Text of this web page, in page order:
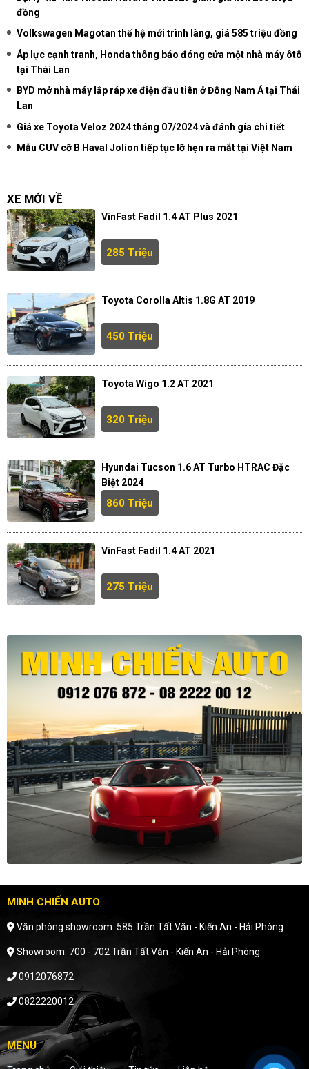
đồng
Volkswagen Magotan thế hệ mới trình làng, giá 585 triệu đồng
Áp lực cạnh tranh, Honda thông báo đóng cửa một nhà máy ôtô
tại Thái Lan
BYD mở nhà máy lắp ráp xe điện đầu tiên ở Đông Nam Á tại Thái
Lan
Giá xe Toyota Veloz 2024 tháng 07/2024 và đánh gía chi tiết
Mẫu CUV cỡ B Haval Jolion tiếp tục lỡ hẹn ra mắt tại Việt Nam
XE MỚI VỀ
VinFast Fadil 1.4 AT Plus 2021
285 Triệu
Toyota Corolla Altis 1.8G AT 2019
450 Triệu
Toyota Wigo 1.2 AT 2021
320 Triệu
Hyundai Tucson 1.6 AT Turbo HTRAC Đặc
Biệt 2024
860 Triệu
VinFast Fadil 1.4 AT 2021
275 Triệu
MINH CHIẾN AUTO
Văn phòng showroom: 585 Trần Tất Văn - Kiến An - Hải Phòng
Showroom: 700 - 702 Trần Tất Văn - Kiến An - Hải Phòng
0912076872
0822220012
MENU